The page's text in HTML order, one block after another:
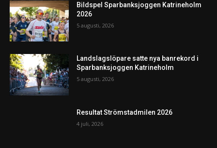
Bildspel Sparbanksjoggen Katrineholm
2026
5 augusti, 2026
Landslagslöpare satte nya banrekord i
Sparbanksjoggen Katrineholm
5 augusti, 2026
Resultat Strömstadmilen 2026
4 juli, 2026